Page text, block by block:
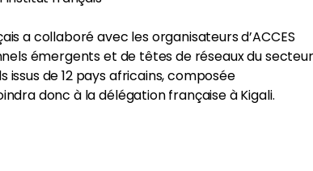
a collaboré avec les organisateurs d’ACCES
émergents et de têtes de réseaux du secteur
issus de 12 pays africains, composée
donc à la délégation française à Kigali.